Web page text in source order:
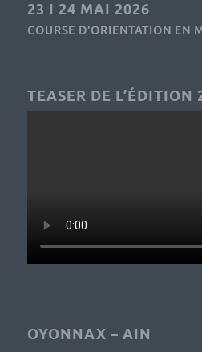
23 I 24 MAI 2026
COURSE D’ORIENTATION EN
TEASER DE L’ÉDITION
OYONNAX – AIN